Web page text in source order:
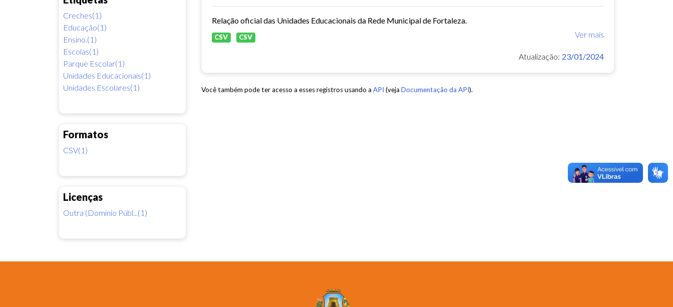
Creches(1)
Educação(1)
Ensino.(1)
Escolas(1)
Parque Escolar(1)
Unidades Educacionais(1)
Unidades Escolares(1)
Formatos
CSV(1)
Licenças
Outra (Domínio Públ...(1)
Relação oficial das Unidades Educacionais da Rede Municipal de Fortaleza.
Ver mais
CSV CSV
Atualização: 23/01/2024
Você também pode ter acesso a esses registros usando a API (veja Documentação da API).